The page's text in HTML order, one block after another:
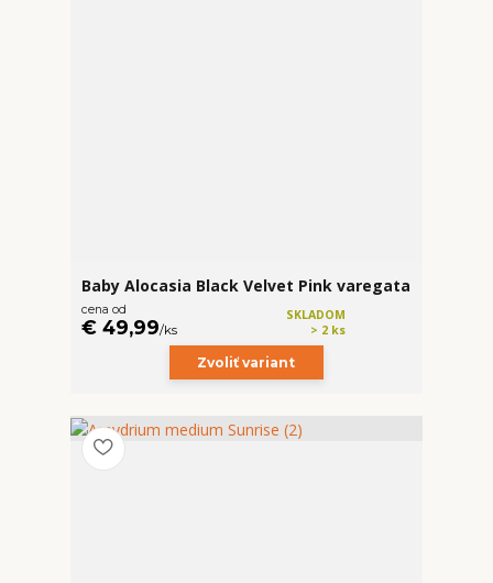
Baby Alocasia Black Velvet Pink varegata
cena od
€ 49,99/ks
SKLADOM
> 2 ks
Zvoliť variant